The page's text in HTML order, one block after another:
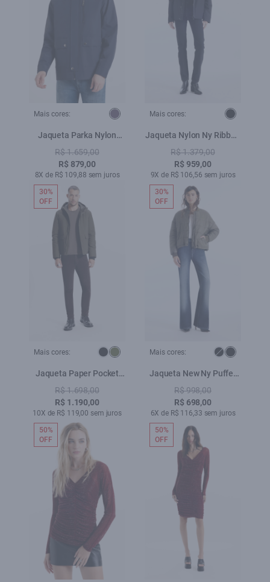
Mais cores:
Jaqueta Parka Nylon
Ribbon Purple Blue
R$ 1.659,00
R$ 879,00
8X de R$ 109,88 sem juros
Mais cores:
Jaqueta Nylon Ny Ribbon
Hood Preto
R$ 1.379,00
R$ 959,00
9X de R$ 106,56 sem juros
Mais cores:
Jaqueta Paper Pocket
Verde Militar
R$ 1.698,00
R$ 1.190,00
10X de R$ 119,00 sem juros
30%
OFF
Mais cores:
Jaqueta New Ny Puffer
Dark Brown
R$ 998,00
R$ 698,00
6X de R$ 116,33 sem juros
30%
OFF
50%
OFF
50%
OFF